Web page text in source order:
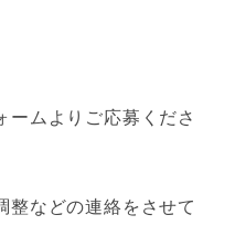
ームよりご応募くださ
整などの連絡をさせて